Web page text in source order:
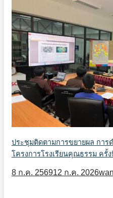
ประชุมติดตามการขยายผล การ
โครงการโรงเรียนคุณธรรม ครั้ง
8 ก.ค. 256912 ก.ค. 2026